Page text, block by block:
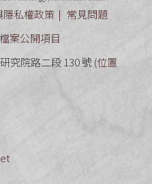
私權政策
常見問題
案公開項目
究院路二段 130 號 (位置